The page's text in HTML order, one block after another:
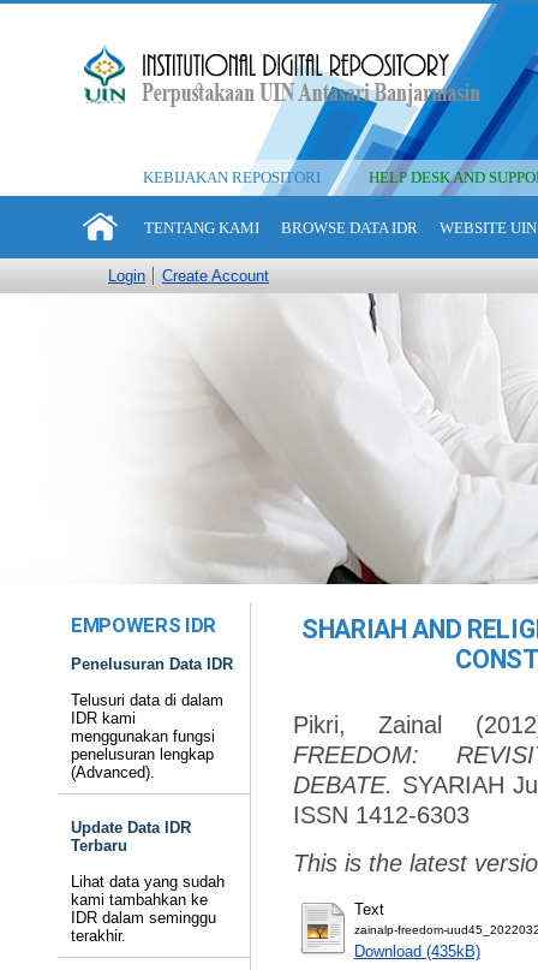
KEBIJAKAN REPOSITORI HELP DESK AND
TENTANG KAMI BROWSE DATA IDR WEBSITE
Login Create Account
EMPOWERS IDR
Penelusuran Data IDR
Telusuri data di dalam
IDR kami
menggunakan fungsi
penelusuran lengkap
(Advanced).
Update Data IDR
Terbaru
Lihat data yang sudah
kami tambahkan ke
IDR dalam seminggu
terakhir.
SHARIAH AND
Pikri, Zainal
FREEDOM:
DEBATE. SYARIAH
ISSN 1412-6303
This is the latest
Text
zainalp-freedom-
Download (435kB)